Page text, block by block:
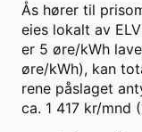
Ås hører til
eies lokalt av
er 5 øre/kWh
øre/kWh), kan
rene påslaget
ca. 1 417 kr/mnd